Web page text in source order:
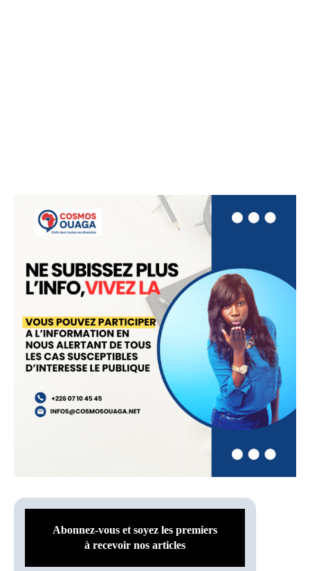
Abonnez-vous et soyez les premiers
à recevoir nos articles